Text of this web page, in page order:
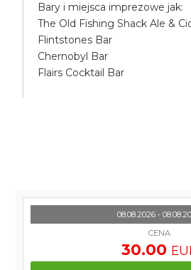
Bary i miejsca imprezowe jak:
The Old Fishing Shack Ale &
Flintstones Bar
Chernobyl Bar
Flairs Cocktail Bar
08.08.2026 -
CENA
30.00